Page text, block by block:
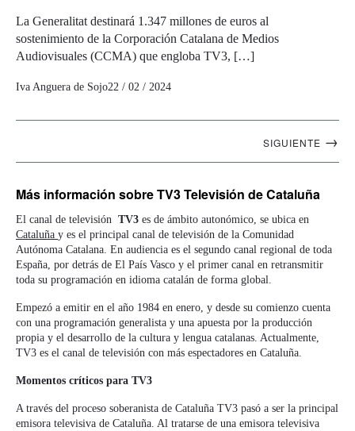
La Generalitat destinará 1.347 millones de euros al
sostenimiento de la Corporación Catalana de Medios
Audiovisuales (CCMA) que engloba TV3, […]
Iva Anguera de Sojo22 / 02 / 2024
Navegación
SIGUIENTE →
Más información sobre TV3 Televisión de Cataluña
El canal de televisión TV3 es de ámbito autonómico, se ubica en
Cataluña y es el principal canal de televisión de la Comunidad
Autónoma Catalana. En audiencia es el segundo canal regional de toda
España, por detrás de El País Vasco y el primer canal en retransmitir
toda su programación en idioma catalán de forma global.
Empezó a emitir en el año 1984 en enero, y desde su comienzo cuenta
con una programación generalista y una apuesta por la producción
propia y el desarrollo de la cultura y lengua catalanas. Actualmente,
TV3 es el canal de televisión con más espectadores en Cataluña.
Momentos críticos para TV3
A través del proceso soberanista de Cataluña TV3 pasó a ser la principal
emisora televisiva de Cataluña. Al tratarse de una emisora televisiva